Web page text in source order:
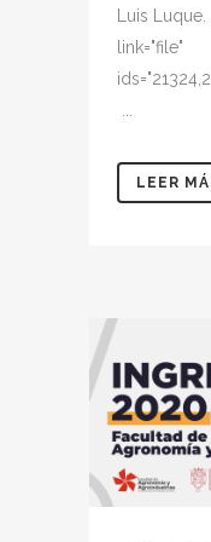
Luis
link="file"
...
LEER